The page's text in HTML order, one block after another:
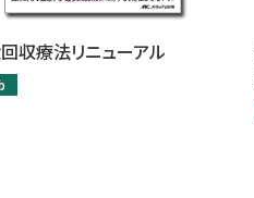
収療法リニューアル